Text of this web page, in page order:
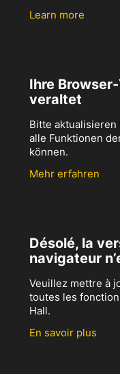
Learn more
Ihre
veraltet
Bitte aktualisieren
alle Funktionen
können.
Mehr erfahren
Désolé, la
navigateur
Veuillez mettre à
toutes les
Hall.
En savoir plus